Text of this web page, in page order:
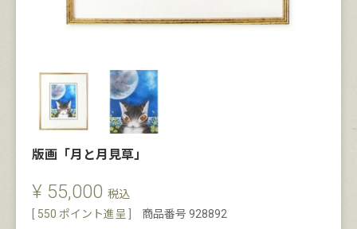
版画「月と月見草」
¥ 55,000 税込
550 ポイント進呈 ] 商品番号 928892